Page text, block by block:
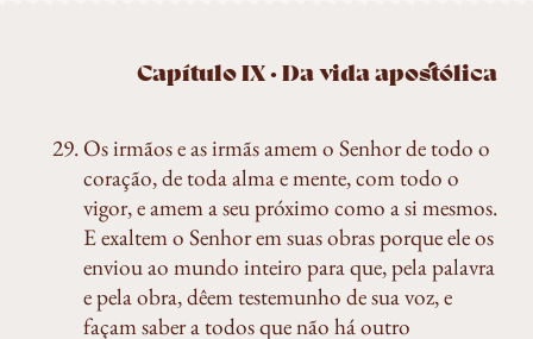
Capítulo IX · Da vida apostólica
Os irmãos e as irmãs amem o Senhor de todo o
coração, de toda alma e mente, com todo o
vigor, e amem a seu próximo como a si mesmos.
E exaltem o Senhor em suas obras porque ele os
enviou ao mundo inteiro para que, pela palavra
e pela obra, dêem testemunho de sua voz, e
façam saber a todos que não há outro